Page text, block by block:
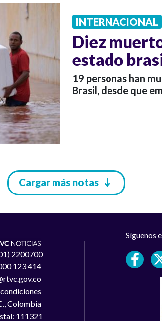
INTERNACIONAL
Diez
estado
19 personas han
Brasil, desde que
Cargar más notas
2200700
123 414
Colombia
111321
Síguenos